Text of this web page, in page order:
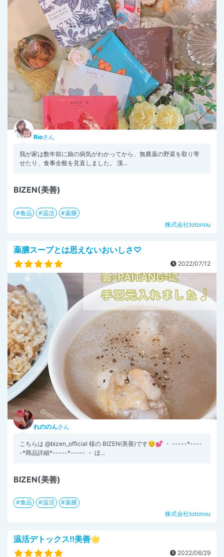
Rioさん
我が家は数年前に娘の病気がわかってから、無農薬の野菜を取り寄
せたり、食事全般を見直しました。 漢...
BIZEN(美善)
食品 温活
薬膳
株式会社totonou
薬膳スープとは思えないおいしさ♡
2022/07/12
れののんさん
こちらは @bizen_official 様の BIZEN(美善)です😌💕 ・ -----*----
-*商品詳細*-----*----- ・ ほ...
BIZEN(美善)
食品 温活
薬膳
株式会社totonou
温活デトックス!!美善🌟
2022/06/29